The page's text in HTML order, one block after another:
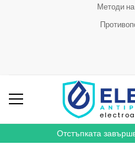
Методи
Отстъпката